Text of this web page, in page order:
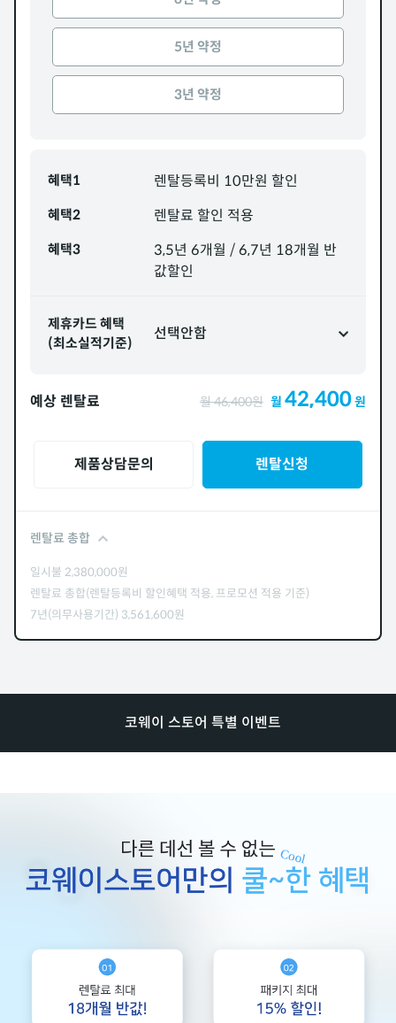
5년 약정
3년 약정
혜택1 렌탈등록비 10만원 할인
혜택2 렌탈료 할인 적용
혜택3
3,5년 6개월 / 6,7년 18개월 반
값할인
제휴카드 혜택
(최소실적기준)
선택안함
예상 렌탈료 월46,400원 월 42,400원
제품상담문의 렌탈신청
렌탈료 총합
일시불 2,380,000원
렌탈료 총합(렌탈등록비 할인혜택 적용, 프로모션 적용 기준)
7년(의무사용기간) 3,561,600원
코웨이 스토어 특별 이벤트